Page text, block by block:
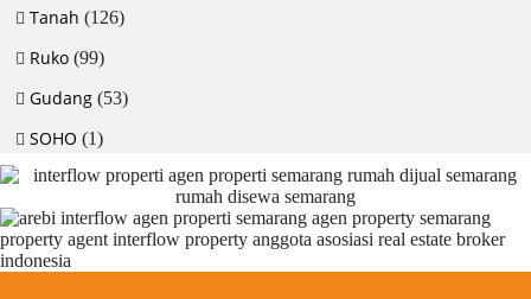
Tanah (126)
Ruko (99)
Gudang (53)
SOHO (1)